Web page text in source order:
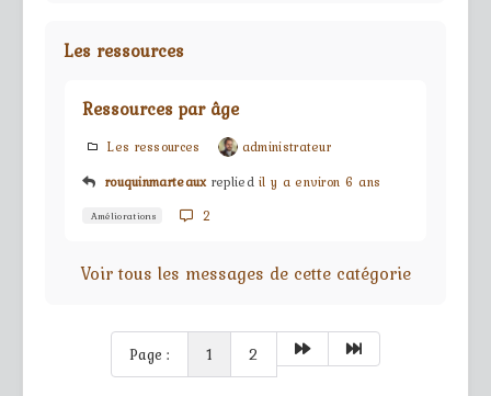
Les ressources
Ressources par âge
Les ressources
administrateur
rouquinmarteaux repliedil y a environ 6 ans
Améliorations 2
Voir tous les messages de cette catégorie
Page : 1 2